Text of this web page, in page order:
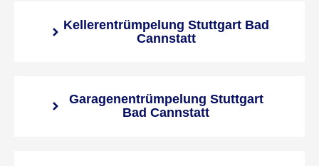
Kellerentrümpelung Stuttgart Bad
Cannstatt
Garagenentrümpelung Stuttgart
Bad Cannstatt